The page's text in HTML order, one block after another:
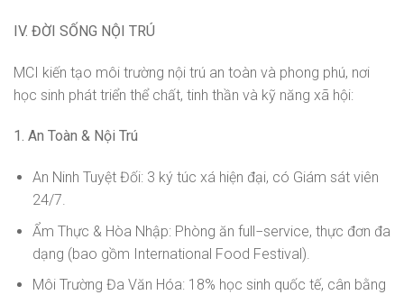
IV. ĐỜI SỐNG NỘI TRÚ
MCI kiến tạo môi trường nội trú an toàn và phong phú, nơi
học sinh phát triển thể chất, tinh thần và kỹ năng xã hội:
1. An Toàn & Nội Trú
An Ninh Tuyệt Đối: 3 ký túc xá hiện đại, có Giám sát viên
24/7.
Ẩm Thực & Hòa Nhập: Phòng ăn full−service, thực đơn đa
dạng (bao gồm International Food Festival).
Môi Trường Đa Văn Hóa: 18% học sinh quốc tế, cân bằng